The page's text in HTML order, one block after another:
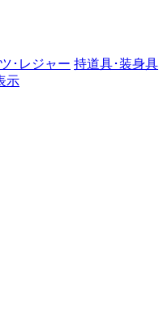
･レジャー 持道具･装身具
示